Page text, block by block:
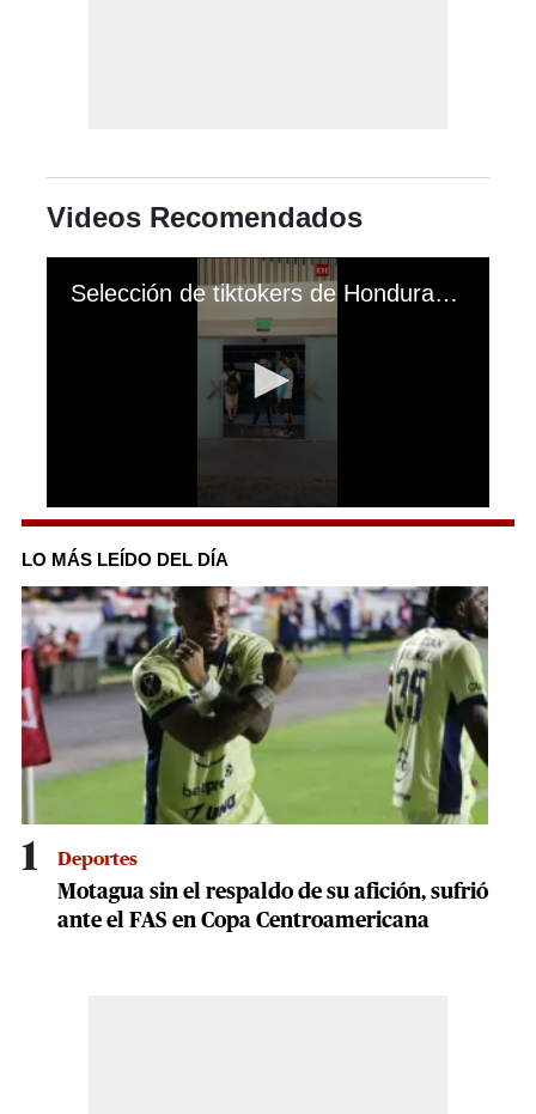
Videos Recomendados
Selección de tiktokers de Honduras ya está en Guatemala para el gran partido de creadores de contenido
0
of
1
minute,
22
seconds
LO MÁS LEÍDO DEL DÍA
1 Deportes
Motagua sin el respaldo de su afición, sufrió
ante el FAS en Copa Centroamericana